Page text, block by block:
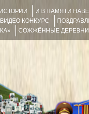
И В ПАМЯТИ
КОНКУРС
СОЖЖЁННЫЕ